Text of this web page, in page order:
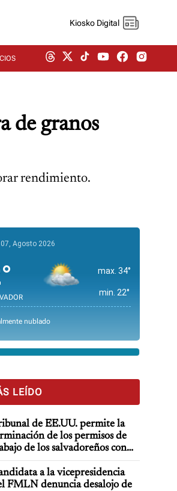
Kiosko Digital
de granos
rendimiento.
Agosto 2026
max. 34°
min. 22°
nublado
LEÍDO
de EE.UU. permite la
de los permisos de
de los salvadoreños con
a la vicepresidencia
FMLN denuncia desalojo de